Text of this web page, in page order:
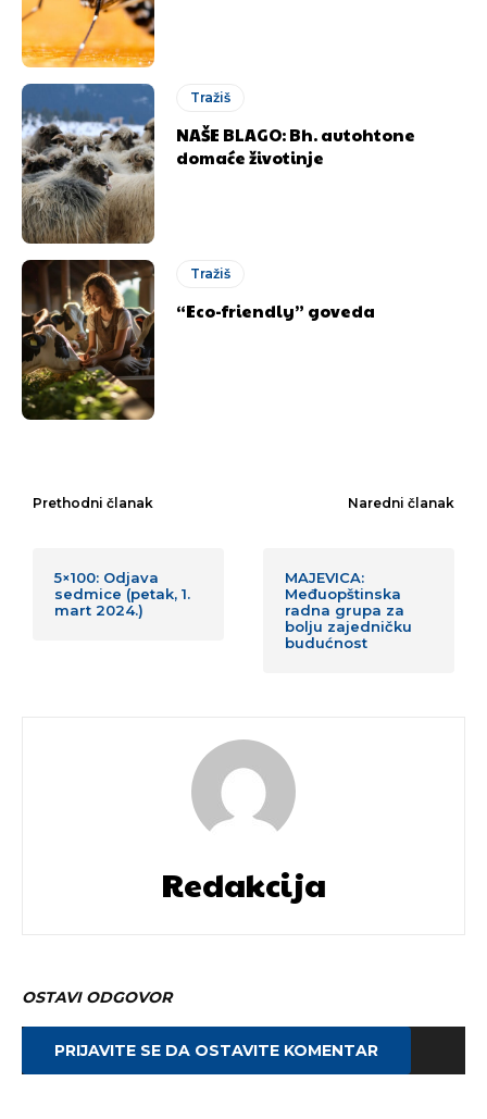
Tražiš
NAŠE BLAGO: Bh. autohtone
domaće životinje
Tražiš
“Eco-friendly” goveda
Prethodni članak
5×100: Odjava
sedmice (petak, 1.
mart 2024.)
Naredni članak
MAJEVICA:
Međuopštinska
radna grupa za
bolju zajedničku
budućnost
Redakcija
OSTAVI ODGOVOR
PRIJAVITE SE DA OSTAVITE KOMENTAR